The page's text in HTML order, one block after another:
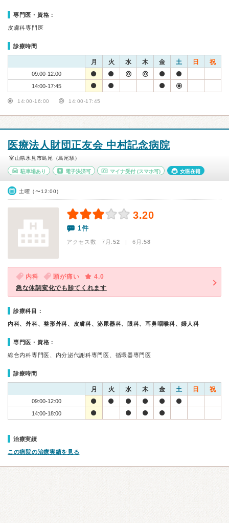
専門医・資格：
皮膚科専門医
診療時間
月 火 水 木 金 土 日 祝
09:00-12:00
14:00-17:45
14:00-16:00 14:00-17:45
医療法人財団正友会 中村記念病院
富山県氷見市島尾（島尾駅）
駐車場あり 電子決済可 マイナ受付 (スマホ可) 女医在籍
土曜（〜12:00）
3.20
1件
アクセス数 7月:52 | 6月:58
内科 頭が痛い
4.0
急な体調変化でも診てくれます
診療科目：
内科、外科、整形外科、皮膚科、泌尿器科、眼科、耳鼻咽喉科、婦人科
専門医・資格：
総合内科専門医、内分泌代謝科専門医、循環器専門医
診療時間
月 火 水 木 金 土 日 祝
09:00-12:00
14:00-18:00
治療実績
この病院の治療実績を見る